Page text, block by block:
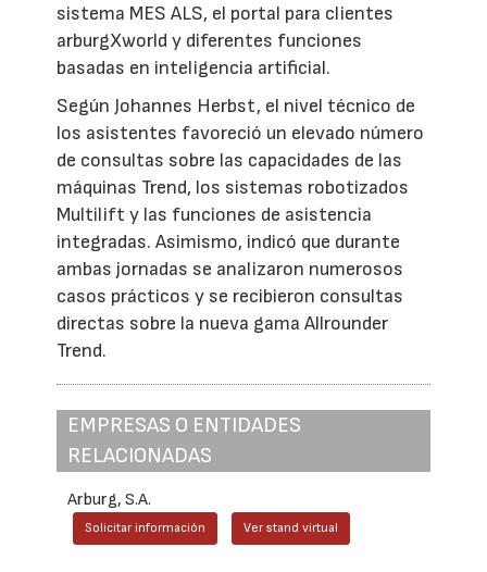
sistema MES ALS, el portal para clientes
arburgXworld y diferentes funciones
basadas en inteligencia artificial.
Según Johannes Herbst, el nivel técnico de
los asistentes favoreció un elevado número
de consultas sobre las capacidades de las
máquinas Trend, los sistemas robotizados
Multilift y las funciones de asistencia
integradas. Asimismo, indicó que durante
ambas jornadas se analizaron numerosos
casos prácticos y se recibieron consultas
directas sobre la nueva gama Allrounder
Trend.
EMPRESAS O ENTIDADES
RELACIONADAS
Arburg, S.A.
Solicitar información Ver stand virtual